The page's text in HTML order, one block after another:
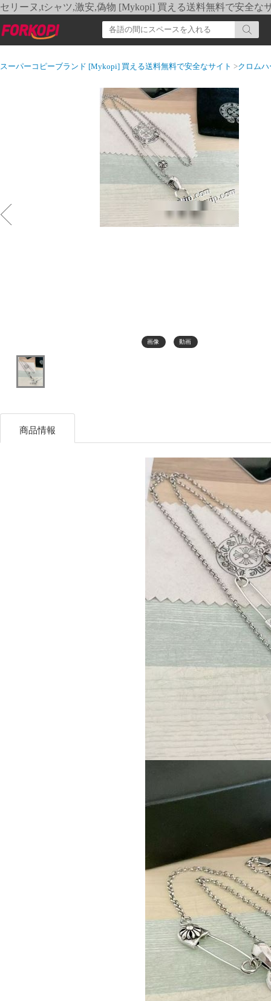
セリーヌ,tシャツ,激安,偽物 [Mykopi] 買える送料無料で安全な
スーパーコピーブランド [Mykopi] 買える送料無料で安全なサイト >クロム
画像 動画
商品情報